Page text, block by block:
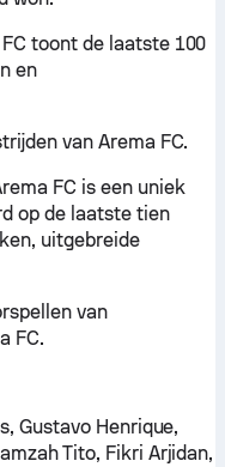
toont de laatste 100
en
van Arema FC.
FC is een uniek
op de laatste tien
uitgebreide
van
FC.
Gustavo Henrique,
Tito, Fikri Arjidan,